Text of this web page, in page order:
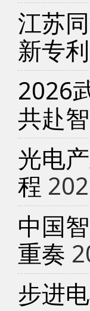
江苏
新专利
2026
共赴
光电
程
中国
重奏
步进